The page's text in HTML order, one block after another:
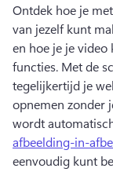
Ontdek hoe je met
van jezelf kunt
en hoe je je
functies. Met de
tegelijkertijd je
opnemen zonder
wordt
afbeelding-in-
eenvoudig kunt